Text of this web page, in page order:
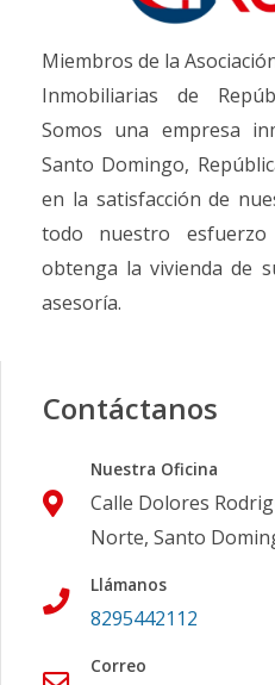
Miembros de la
Inmobiliarias de
Somos una empresa
Santo Domingo,
en la satisfacción de
todo nuestro
obtenga la vivienda de
asesoría.
Contáctanos
Nuestra Oficina
Calle Dolores
Norte, Santo
Llámanos
8295442112
Correo